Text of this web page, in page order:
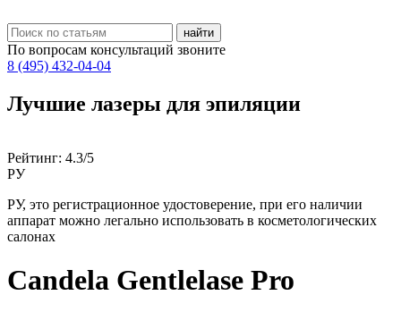
По вопросам консультаций звоните
8 (495) 432-04-04
Лучшие лазеры для эпиляции
Рейтинг: 4.3/5
РУ
РУ, это регистрационное удостоверение, при его наличии
аппарат можно легально использовать в косметологических
салонах
Candela Gentlelase Pro